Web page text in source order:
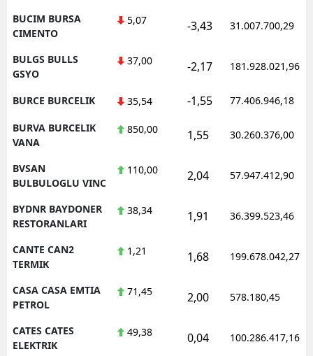
BUCIM BURSA
CIMENTO
5,07 -3,43 31.007.700,29
BULGS BULLS
GSYO
37,00 -2,17 181.928.021,96
BURCE BURCELIK 35,54 -1,55 77.406.946,18
BURVA BURCELIK
VANA
850,00 1,55 30.260.376,00
BVSAN
BULBULOGLU VINC
110,00 2,04 57.947.412,90
BYDNR BAYDONER
RESTORANLARI
38,34 1,91 36.399.523,46
CANTE CAN2
TERMIK
1,21 1,68 199.678.042,27
CASA CASA EMTIA
PETROL
71,45 2,00 578.180,45
CATES CATES
ELEKTRIK
49,38 0,04 100.286.417,16